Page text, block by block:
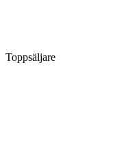
Toppsäljare